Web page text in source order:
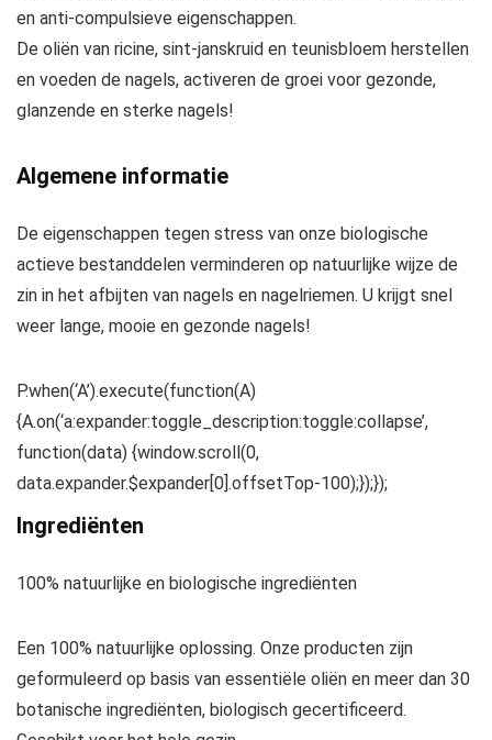
en anti-compulsieve eigenschappen.
De oliën van ricine, sint-janskruid en teunisbloem herstellen
en voeden de nagels, activeren de groei voor gezonde,
glanzende en sterke nagels!
Algemene informatie
De eigenschappen tegen stress van onze biologische
actieve bestanddelen verminderen op natuurlijke wijze de
zin in het afbijten van nagels en nagelriemen. U krijgt snel
weer lange, mooie en gezonde nagels!
P.when(‘A’).execute(function(A)
{A.on(‘a:expander:toggle_description:toggle:collapse’,
function(data) {window.scroll(0,
data.expander.$expander[0].offsetTop-100);});});
Ingrediënten
100% natuurlijke en biologische ingrediënten
Een 100% natuurlijke oplossing. Onze producten zijn
geformuleerd op basis van essentiële oliën en meer dan 30
botanische ingrediënten, biologisch gecertificeerd.